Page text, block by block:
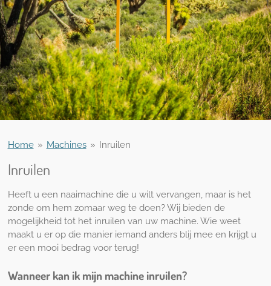
Home » Machines » Inruilen
Inruilen
Heeft u een naaimachine die u wilt vervangen, maar is het
zonde om hem zomaar weg te doen? Wij bieden de
mogelijkheid tot het inruilen van uw machine. Wie weet
maakt u er op die manier iemand anders blij mee en krijgt u
er een mooi bedrag voor terug!
Wanneer kan ik mijn machine inruilen?